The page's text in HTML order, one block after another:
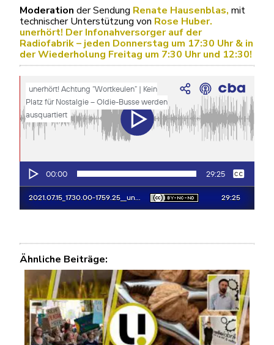
Moderation der Sendung Renate Hausenblas, mit
technischer Unterstützung von Rose Huber.
unerhört! Der Infonahversorger auf der
Radiofabrik – jeden Donnerstag um 17:30 Uhr & in
der Wiederholung Freitag um 7:30 Uhr und 12:30!
Ähnliche Beiträge: